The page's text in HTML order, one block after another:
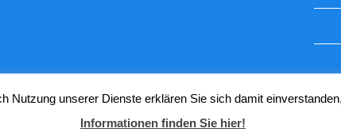
Nutzung unserer Dienste erklären Sie sich damit
Informationen finden Sie hier!